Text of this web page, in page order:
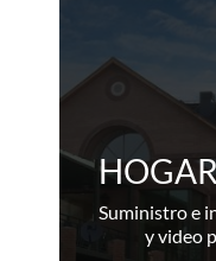
Suministro e
y video